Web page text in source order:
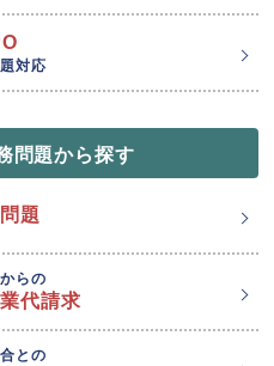
対応
問題から探す
題
らの
代請求
との